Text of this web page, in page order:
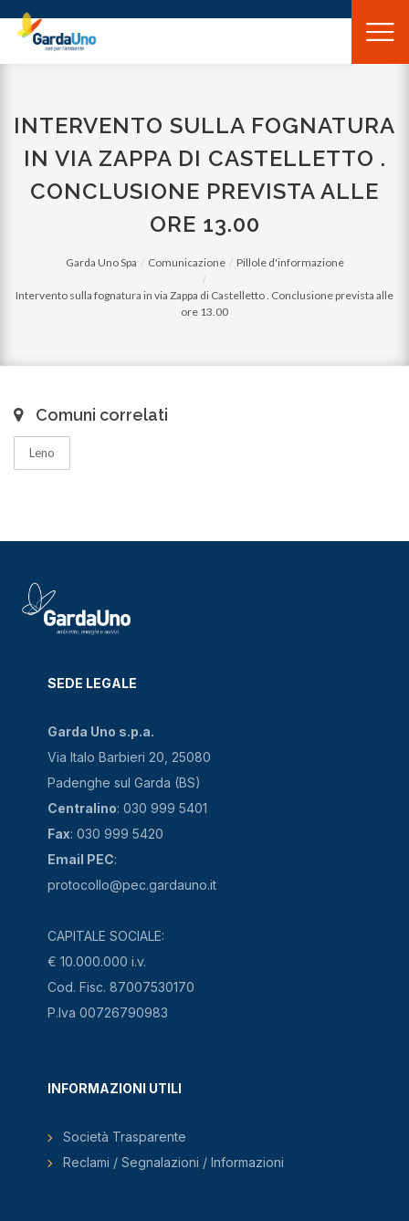
Gardauno
Spa
INTERVENTO SULLA FOGNATURA
IN VIA ZAPPA DI CASTELLETTO .
CONCLUSIONE PREVISTA ALLE
ORE 13.00
Garda Uno Spa Comunicazione Pillole d'informazione
Intervento sulla fognatura in via Zappa di Castelletto . Conclusione prevista alle
ore 13.00
Comuni correlati
Leno
SEDE LEGALE
Garda Uno s.p.a.
Via Italo Barbieri 20, 25080
Padenghe sul Garda (BS)
Centralino: 030 999 5401
Fax: 030 999 5420
Email PEC:
protocollo@pec.gardauno.it
CAPITALE SOCIALE:
€ 10.000.000 i.v.
Cod. Fisc. 87007530170
P.Iva 00726790983
INFORMAZIONI UTILI
Società Trasparente
Reclami / Segnalazioni / Informazioni